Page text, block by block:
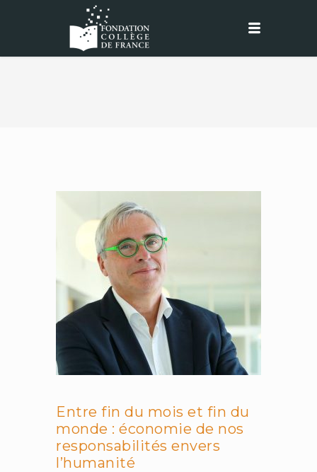
Entre fin du mois et fin du
monde : économie de nos
responsabilités envers
l’humanité